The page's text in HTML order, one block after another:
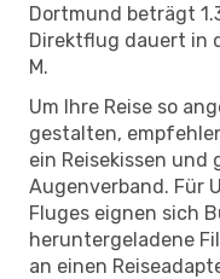
Dortmund beträgt
Direktflug dauert in
M.
Um Ihre Reise so
gestalten,
ein Reisekissen und
Augenverband. Für
Fluges eignen sich
heruntergeladene
an einen